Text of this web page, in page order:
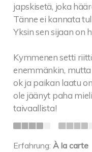
japskisetä, joka
Tänne ei kannata
Yksin sen sijaan on
Kymmenen setti
enemmänkin,
ok ja paikan laatu
ole jäänyt paha
taivaallista!
Erfahrung:À la carte